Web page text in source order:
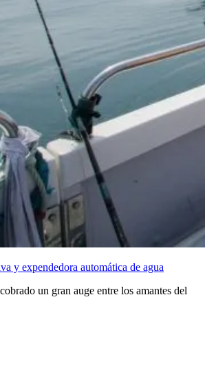
y expendedora automática de agua
un gran auge entre los amantes del